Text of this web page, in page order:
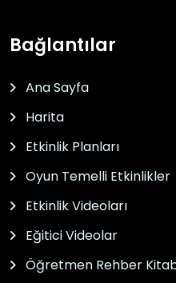
Bağlantılar
Ana Sayfa
Harita
Etkinlik Planları
Oyun Temelli Etkinlikler
Etkinlik Videoları
Eğitici Videolar
Öğretmen Rehber